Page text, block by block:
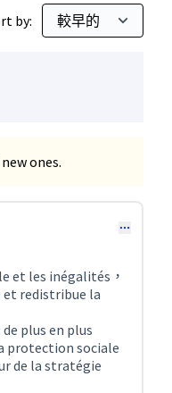
by:
ones.
et les inégalités，
redistribue la
plus en plus
protection sociale
de la stratégie